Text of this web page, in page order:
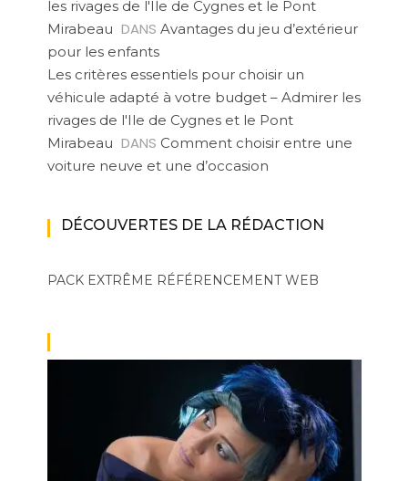
les rivages de l'Ile de Cygnes et le Pont
Mirabeau DANS Avantages du jeu d’extérieur
pour les enfants
Les critères essentiels pour choisir un
véhicule adapté à votre budget – Admirer les
rivages de l'Ile de Cygnes et le Pont
Mirabeau DANS Comment choisir entre une
voiture neuve et une d’occasion
DÉCOUVERTES DE LA RÉDACTION
PACK EXTRÊME RÉFÉRENCEMENT WEB